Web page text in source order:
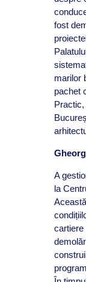
fost
marilor
pachet
A
la
cartiere